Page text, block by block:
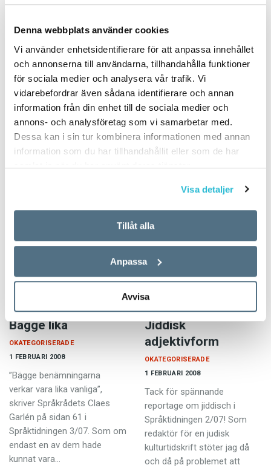
Denna webbplats använder cookies
Vi använder enhetsidentifierare för att anpassa innehållet
och annonserna till användarna, tillhandahålla funktioner
för sociala medier och analysera vår trafik. Vi
vidarebefordrar även sådana identifierare och annan
information från din enhet till de sociala medier och
annons- och analysföretag som vi samarbetar med.
Dessa kan i sin tur kombinera informationen med annan
information som du har tillhandahållit eller som de har
samlat in när du har använt deras tjänster.
Visa detaljer
Tillåt alla
Anpassa
Avvisa
kyrka ser du, efter att ha
märkligt och mäktigt
monument ute i…
skriva först. På datorn. Det
pedagogen Arne Trageton.
För…
Bombay och
Mumbai
och fulhet. En stad jag oroas
och blir glad av, älskar och
blir ilsken på. Dubbelheten
Ute 4 april 2008
1 FEBRUARI 2008
Svenske kockens melodi En
håller koll på SAOL – Möt
Scrabble-entusiasterna
Bägge lika
1 FEBRUARI 2008
OKATEGORISERADE
”Bägge benämningarna
verkar vara lika vanliga”,
skriver Språkrådets Claes
Garlén på sidan 61 i
Språktidningen 3/07. Som om
endast en av dem hade
kunnat vara…
Jiddisk
adjektivform
1 FEBRUARI 2008
OKATEGORISERADE
Tack för spännande
reportage om jiddisch i
Språktidningen 2/07! Som
redaktör för en judisk
kulturtidskrift stöter jag då
och då på problemet att